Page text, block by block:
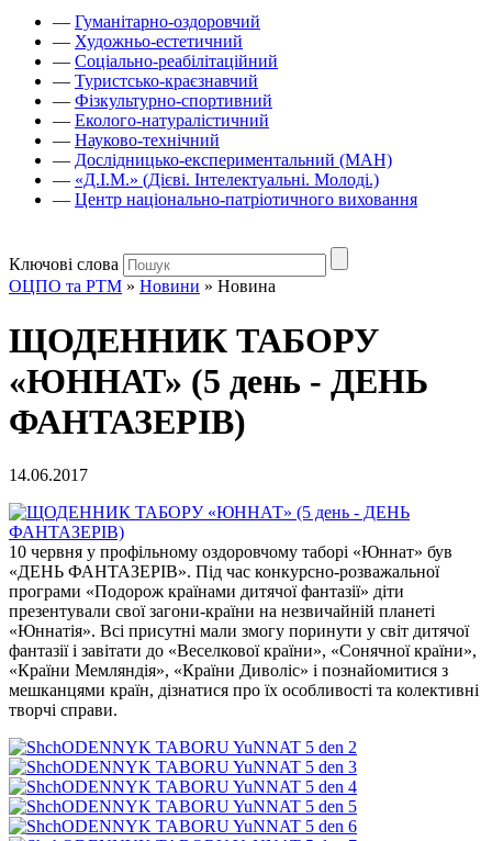
— Гуманітарно-оздоровчий
— Художньо-естетичний
— Соціально-реабілітаційний
— Туристсько-краєзнавчий
— Фізкультурно-спортивний
— Еколого-натуралістичний
— Науково-технічний
— Дослідницько-експериментальний (МАН)
— «Д.І.М.» (Дієві. Інтелектуальні. Молоді.)
— Центр національно-патріотичного виховання
Ключові слова
ОЦПО та РТМ » Новини » Новина
ЩОДЕННИК ТАБОРУ
«ЮННАТ» (5 день - ДЕНЬ
ФАНТАЗЕРІВ)
14.06.2017
10 червня у профільному оздоровчому таборі «Юннат» був
«ДЕНЬ ФАНТАЗЕРІВ». Під час конкурсно-розважальної
програми «Подорож країнами дитячої фантазії» діти
презентували свої загони-країни на незвичайній планеті
«Юннатія». Всі присутні мали змогу поринути у світ дитячої
фантазії і завітати до «Веселкової країни», «Сонячної країни»,
«Країни Мемляндія», «Країни Диволіс» і познайомитися з
мешканцями країн, дізнатися про їх особливості та колективні
творчі справи.